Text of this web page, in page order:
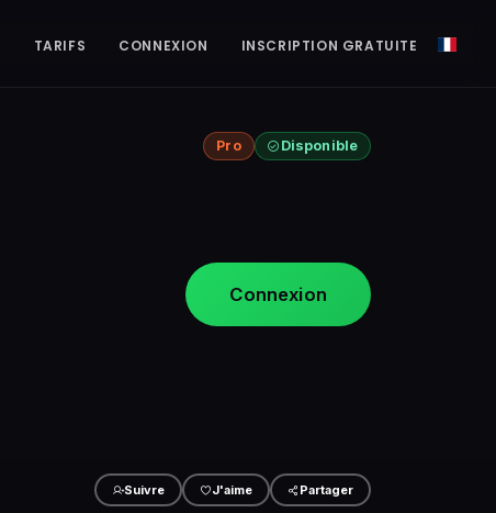
TARIFS CONNEXION INSCRIPTION GRATUITE
Pro Disponible
Connexion
Suivre J'aime Partager